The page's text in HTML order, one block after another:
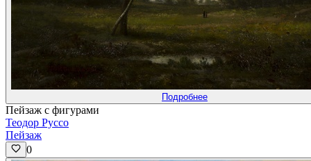
Подробнее
Пейзаж с фигурами
Теодор Руссо
Пейзаж
0